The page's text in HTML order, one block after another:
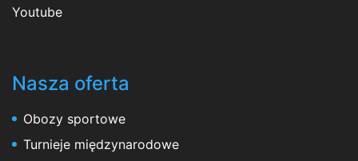
Youtube
Nasza oferta
Obozy sportowe
Turnieje międzynarodowe